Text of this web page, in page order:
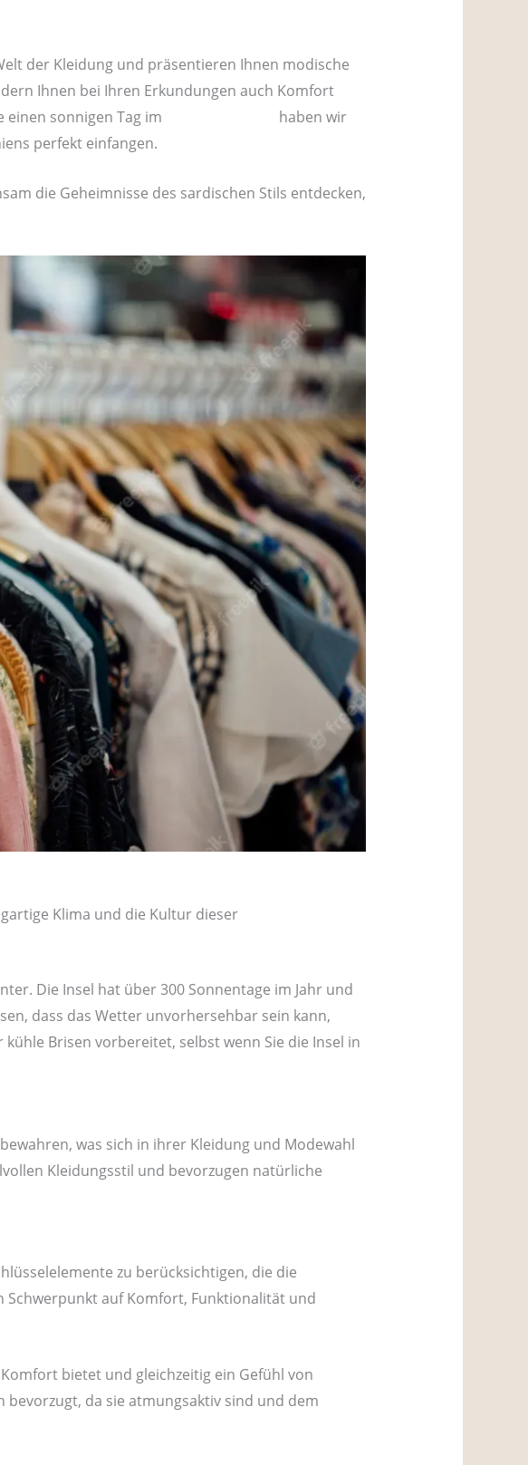
der Kleidung und präsentieren Ihnen modische
Ihnen bei Ihren Erkundungen auch Komfort
einen sonnigen Tag im
haben wir
perfekt einfangen.
die Geheimnisse des sardischen Stils entdecken,
Klima und die Kultur dieser
Die Insel hat über 300 Sonnentage im Jahr und
dass das Wetter unvorhersehbar sein kann,
Brisen vorbereitet, selbst wenn Sie die Insel in
was sich in ihrer Kleidung und Modewahl
Kleidungsstil und bevorzugen natürliche
zu berücksichtigen, die die
Schwerpunkt auf Komfort, Funktionalität und
bietet und gleichzeitig ein Gefühl von
bevorzugt, da sie atmungsaktiv sind und dem